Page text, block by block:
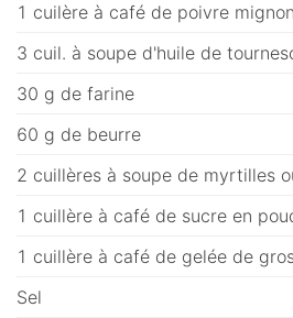
1 cuilère à café de poivre
3 cuil. à soupe d'huile de
30 g de farine
60 g de beurre
2 cuillères à soupe de myrtilles
1 cuillère à café de sucre en
1 cuillère à café de gelée de
Sel